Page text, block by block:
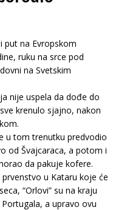
put na Evropskom
ruku na srce pod
na Svetskim
nije uspela da dođe do
krenulo sjajno, nakon
u tom trenutku predvodio
od Švajcaraca, a potom i
da pakuje kofere.
u Kataru koje će
“Orlovi” su na kraju
a upravo ovu